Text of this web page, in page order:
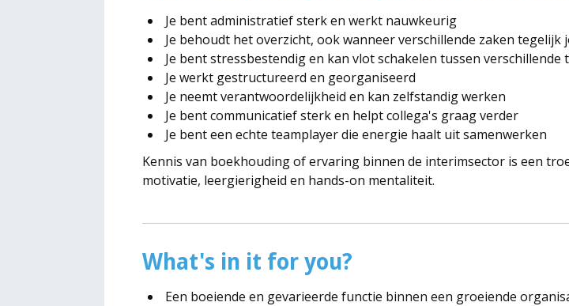
Je bent administratief sterk en werkt nauwkeurig
Je behoudt het overzicht, ook wanneer verschillende zaken tegelijk
Je bent stressbestendig en kan vlot schakelen tussen verschillende
Je werkt gestructureerd en georganiseerd
Je neemt verantwoordelijkheid en kan zelfstandig werken
Je bent communicatief sterk en helpt collega's graag verder
Je bent een echte teamplayer die energie haalt uit samenwerken
Kennis van boekhouding of ervaring binnen de interimsector is een
motivatie, leergierigheid en hands-on mentaliteit.
What's in it for you?
Een boeiende en gevarieerde functie binnen een groeiende